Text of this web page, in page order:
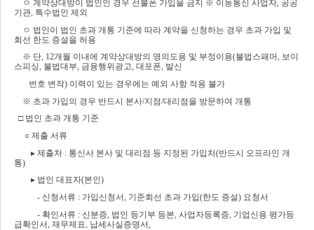
ㅇ 계약상대방이 법인인 경우 선불폰 가입을 금지 ※ 이동통신 사업자, 공공
기관, 특수법인 제외
ㅇ 법인이 법인 초과 개통 기준에 따라 계약을 신청하는 경우 초과 가입 및
회선 한도 증설을 허용
※ 단, 12개월 이내에 계약상대방의 명의도용 및 부정이용(불법스패머, 보이
스피싱, 불법대부, 금융행위광고, 대포폰, 발신
번호 변작) 이력이 있는 경우에는 예외 사항 적용 불가
※ 초과 가입의 경우 반드시 본사/지점/대리점을 방문하여 개통
□ 법인 초과 개통 기준
○ 제출 서류
▸ 제출처 : 통신사 본사 및 대리점 등 지정된 가입처(반드시 오프라인 개
통)
▸ 법인 대표자(본인)
- 신청서류 : 가입신청서, 기준회선 초과 가입(한도 증설) 요청서
- 확인서류 : 신분증 법인 등기부 등본 사업자등록증 기업신용 평가등
급확인서 재무제표 납세사실증명서